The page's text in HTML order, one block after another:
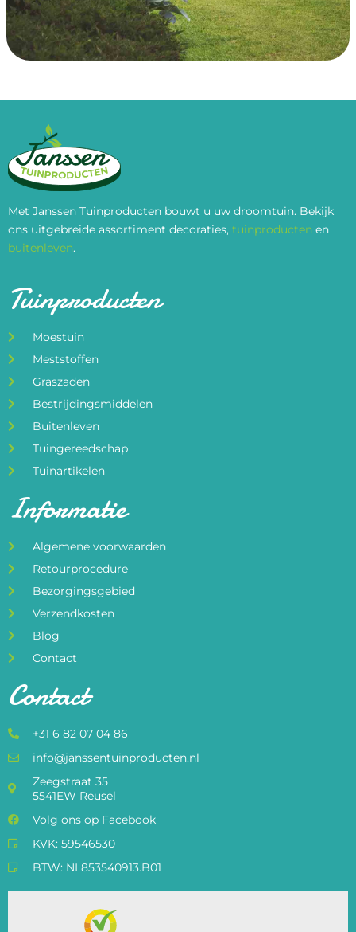
Met Janssen Tuinproducten bouwt u uw droomtuin. Bekijk
ons uitgebreide assortiment decoraties, tuinproducten en
buitenleven.
Tuinproducten
Moestuin
Meststoffen
Graszaden
Bestrijdingsmiddelen
Buitenleven
Tuingereedschap
Tuinartikelen
Informatie
Algemene voorwaarden
Retourprocedure
Bezorgingsgebied
Verzendkosten
Blog
Contact
Contact
+31 6 82 07 04 86
info@janssentuinproducten.nl
Zeegstraat 35
5541EW Reusel
Volg ons op Facebook
KVK: 59546530
BTW: NL853540913.B01